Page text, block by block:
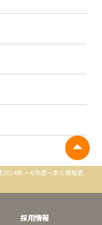
【2024年 ～6月度～求人情報更
採用情報